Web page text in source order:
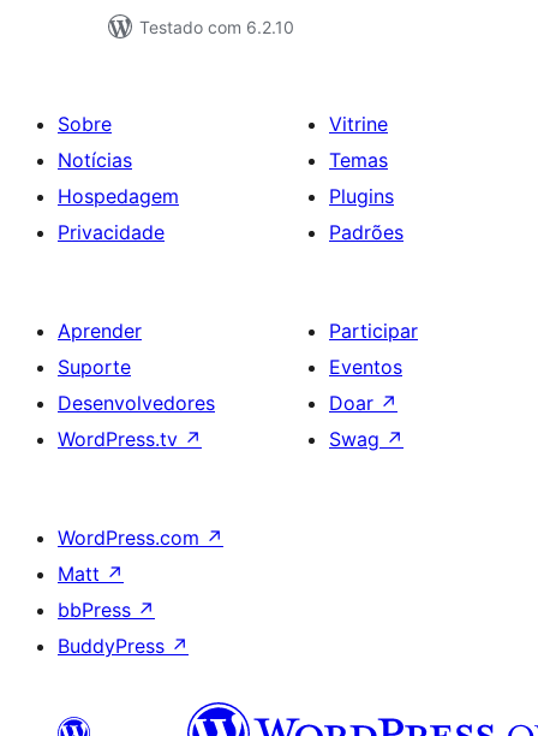
Testado com 6.2.10
Sobre
Notícias
Hospedagem
Privacidade
Vitrine
Temas
Plugins
Padrões
Aprender
Suporte
Desenvolvedores
WordPress.tv ↗
Participar
Eventos
Doar ↗
Swag ↗
WordPress.com ↗
Matt ↗
bbPress ↗
BuddyPress ↗